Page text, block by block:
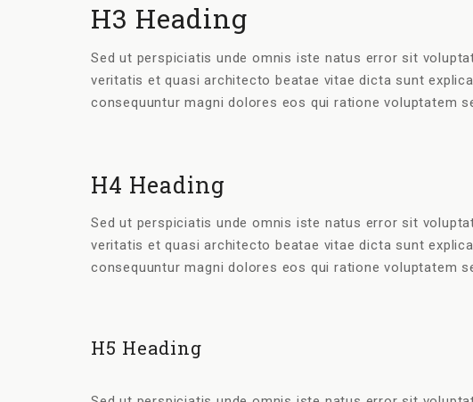
H3 Heading
Sed ut perspiciatis unde omnis iste natus error sit
veritatis et quasi architecto beatae vitae dicta sunt
consequuntur magni dolores eos qui ratione voluptatem
H4 Heading
Sed ut perspiciatis unde omnis iste natus error sit
veritatis et quasi architecto beatae vitae dicta sunt
consequuntur magni dolores eos qui ratione voluptatem
H5 Heading